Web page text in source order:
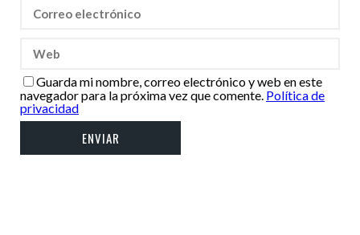
Guarda mi nombre, correo electrónico y web en este
navegador para la próxima vez que comente. Política de
privacidad